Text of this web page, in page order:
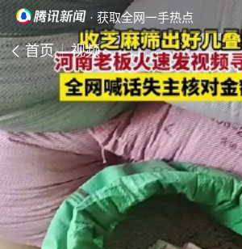
· 获取全网一手热点
首页 视频